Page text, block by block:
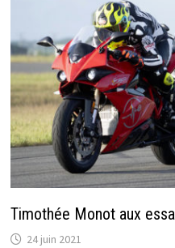
Timothée Monot aux
24 juin 2021